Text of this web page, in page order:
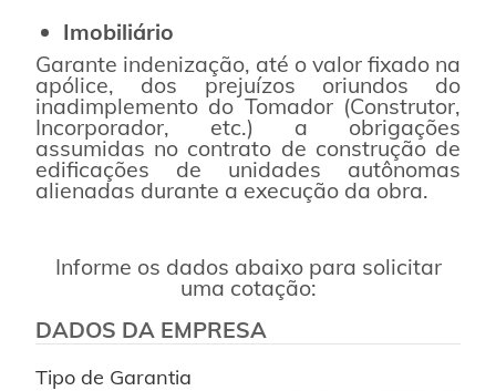
Imobiliário
Garante indenização, até o valor fixado na
apólice, dos prejuízos oriundos do
inadimplemento do Tomador (Construtor,
Incorporador, etc.) a obrigações
assumidas no contrato de construção de
edificações de unidades autônomas
alienadas durante a execução da obra.
Informe os dados abaixo para solicitar
uma cotação:
DADOS DA EMPRESA
Tipo de Garantia